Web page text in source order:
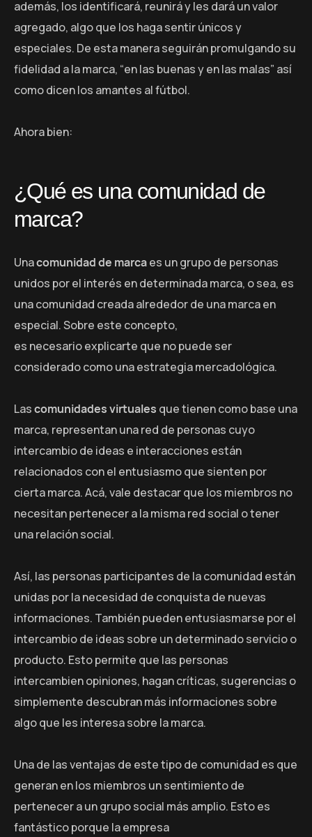
además, los identificará, reunirá y les dará un valor
agregado, algo que los haga sentir únicos y
especiales. De esta manera seguirán promulgando su
fidelidad a la marca, “en las buenas y en las malas” así
como dicen los amantes al fútbol.
Ahora bien:
¿Qué es una comunidad de
marca?
Unacomunidad de marcaes un grupo de personas
unidos por el interés en determinada marca, o sea, es
una comunidad creada alrededor de una marca en
especial. Sobre este concepto,
es necesario explicarte que no puede ser
considerado como una estrategia mercadológica.
Lascomunidades virtuales que tienen como base una
marca, representan una red de personas cuyo
intercambio de ideas e interacciones están
relacionados con el entusiasmo que sienten por
cierta marca. Acá, vale destacar que los miembros no
necesitan pertenecer a la misma red social o tener
una relación social.
Así, las personas participantes de la comunidad están
unidas por la necesidad de conquista de nuevas
informaciones. También pueden entusiasmarse por el
intercambio de ideas sobre un determinado servicio o
producto. Esto permite que las personas
intercambien opiniones, hagan críticas, sugerencias o
simplemente descubran más informaciones sobre
algo que les interesa sobre la marca.
Una de las ventajas de este tipo de comunidad es que
generan en los miembros un sentimiento de
pertenecer a un grupo social más amplio. Esto es
fantástico porque la empresa